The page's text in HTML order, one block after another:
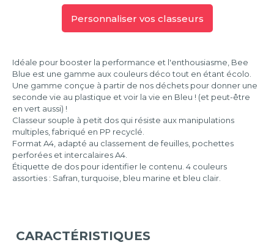
Personnaliser vos classeurs
Idéale pour booster la performance et l'enthousiasme, Bee
Blue est une gamme aux couleurs déco tout en étant écolo.
Une gamme conçue à partir de nos déchets pour donner une
seconde vie au plastique et voir la vie en Bleu ! (et peut-être
en vert aussi) !
Classeur souple à petit dos qui résiste aux manipulations
multiples, fabriqué en PP recyclé.
Format A4, adapté au classement de feuilles, pochettes
perforées et intercalaires A4.
Étiquette de dos pour identifier le contenu. 4 couleurs
assorties : Safran, turquoise, bleu marine et bleu clair.
CARACTÉRISTIQUES